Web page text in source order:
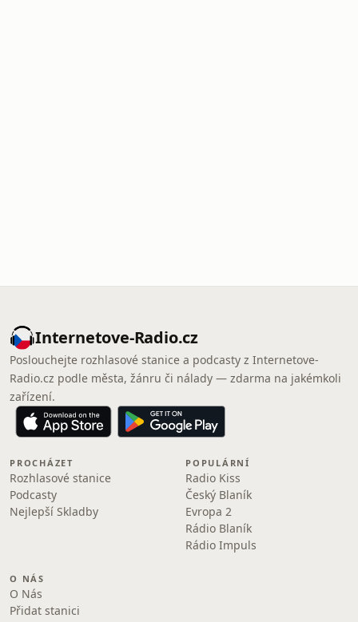
Internetove-Radio.cz
Poslouchejte rozhlasové stanice a podcasty z Internetove-
Radio.cz podle města, žánru či nálady — zdarma na jakémkoli
zařízení.
PROCHÁZET
Rozhlasové stanice
Podcasty
Nejlepší Skladby
POPULÁRNÍ
Radio Kiss
Český Blaník
Evropa 2
Rádio Blaník
Rádio Impuls
O NÁS
O Nás
Přidat stanici